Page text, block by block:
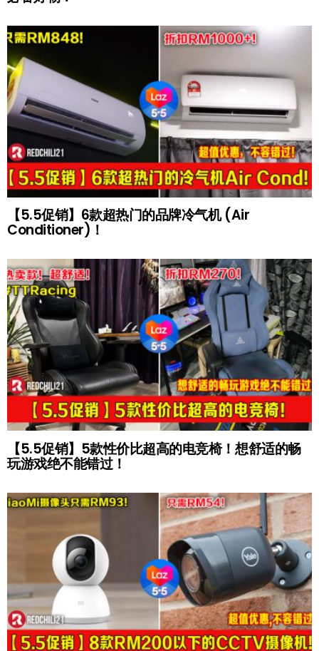
【5.5促销】6款超热门的品牌冷气机 (Air
Conditioner)！
【5.5促销】5款性价比超高的电竞椅！想舒适的畅
玩游戏绝不能错过！